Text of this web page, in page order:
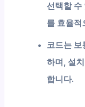
선택할 수
를 효율적
코드는
하며, 설
합니다.